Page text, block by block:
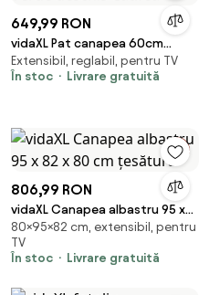
649,99 RON
vidaXL Pat canapea 60cm
Verde deschis Catifea
Extensibil, reglabil, pentru TV
În stoc
Livrare gratuită
806,99 RON
vidaXL Canapea albastru 95 x
82 x 80 cm țesătură
80×95×82 cm, extensibil, pentru
TV
În stoc
Livrare gratuită